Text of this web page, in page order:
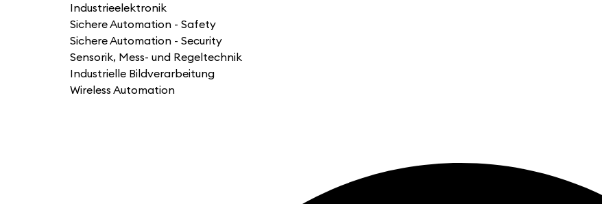
Industrieelektronik
Sichere Automation - Safety
Sichere Automation - Security
Sensorik, Mess- und Regeltechnik
Industrielle Bildverarbeitung
Wireless Automation